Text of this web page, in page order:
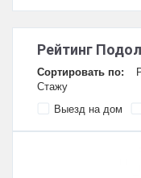
Рейтинг
Сортировать по:
Стажу
Выезд на дом